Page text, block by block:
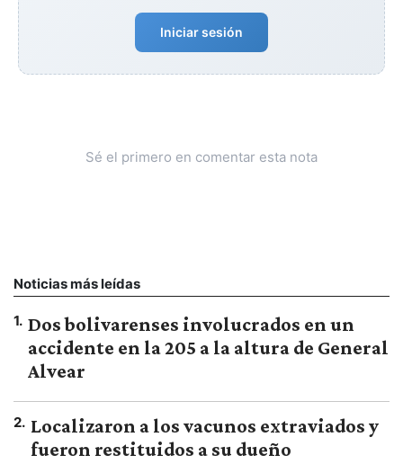
Iniciar sesión
Sé el primero en comentar esta nota
Noticias más leídas
1. Dos bolivarenses involucrados en un
accidente en la 205 a la altura de General
Alvear
2. Localizaron a los vacunos extraviados y
fueron restituidos a su dueño